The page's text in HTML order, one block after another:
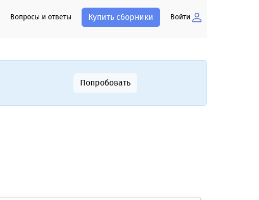
Вопросы и ответы Купить сборники Войти
Попробовать